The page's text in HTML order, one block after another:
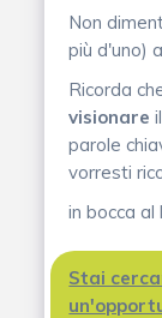
Non
più d'uno)
Ricorda
visionare
parole
vorresti
in bocca al
Stai